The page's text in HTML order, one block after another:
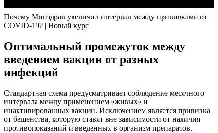
Почему Минздрав увеличил интервал между прививками от
COVID-19? | Новый курс
Оптимальный промежуток между
введением вакцин от разных
инфекций
Стандартная схема предусматривает соблюдение месячного
интервала между применением «живых» и
инактивированных вакцин. Исключением является прививка
от бешенства, которую ставят вне зависимости от наличия
противопоказаний и введенных в организм препаратов.